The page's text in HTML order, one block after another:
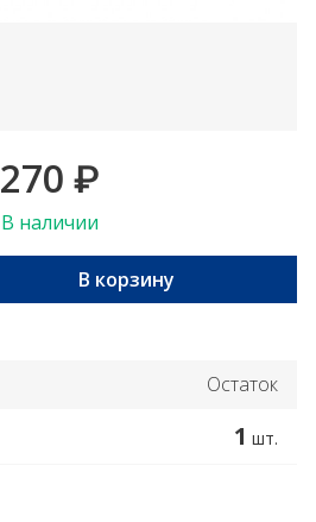
270 ₽
В наличии
В корзину
Остаток
1 шт.